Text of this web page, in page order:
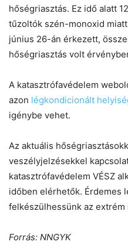
hőségriasztás. Ez idő alatt
tűzoltók szén-monoxid
június 26-án érkezett,
hőségriasztás volt
A katasztrófavédelem
azon légkondicionált
igénybe vehet.
Az aktuális
veszélyjelzésekkel
katasztrófavédelem VÉSZ
időben elérhetők. Érdemes
felkészülhessünk az
Forrás: NNGYK